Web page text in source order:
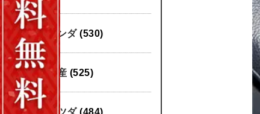
ホンダ (530)
日産 (525)
マツダ (484)